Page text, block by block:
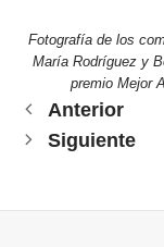
Fotografía de los
María Rodríguez y
premio Mejor
Anterior
Siguiente